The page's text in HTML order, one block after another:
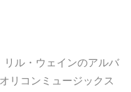
リル・ウェインのアルバ
リコンミュージックス